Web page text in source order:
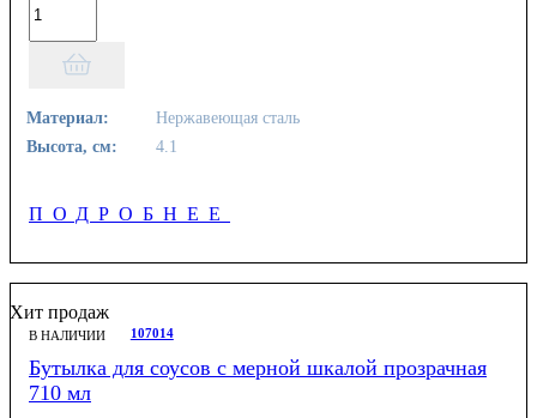
Материал:
Нержавеющая сталь
Высота, см:
4.1
ПОДРОБНЕЕ
Хит продаж
В НАЛИЧИИ 107014
Бутылка для соусов с мерной шкалой прозрачная
710 мл